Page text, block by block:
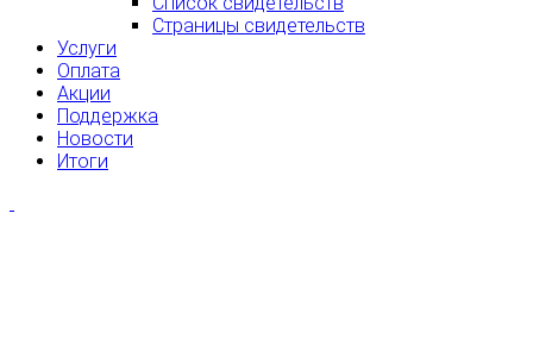
Страницы свидетельств
Услуги
Оплата
Акции
Поддержка
Новости
Итоги